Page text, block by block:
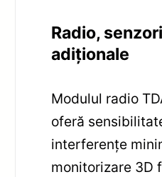
Radio,
adiționale
Modulul radio
oferă
interferențe
monitorizare 3D